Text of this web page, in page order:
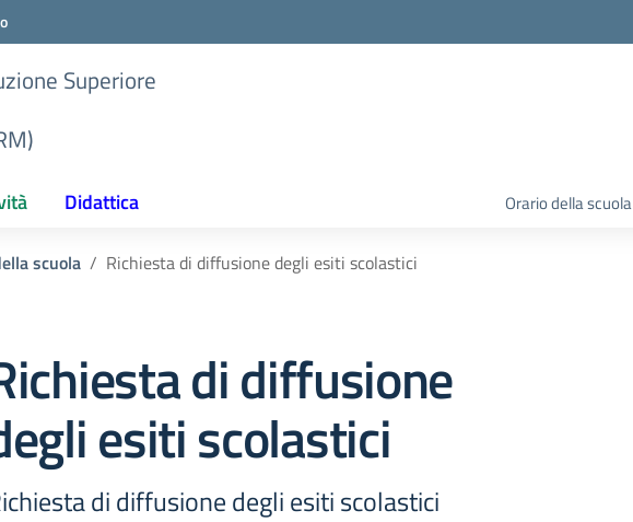
Superiore
Didattica Orario della scuola
scuola Richiesta di diffusione degli esiti scolastici
di diffusione
esiti scolastici
di diffusione degli esiti scolastici